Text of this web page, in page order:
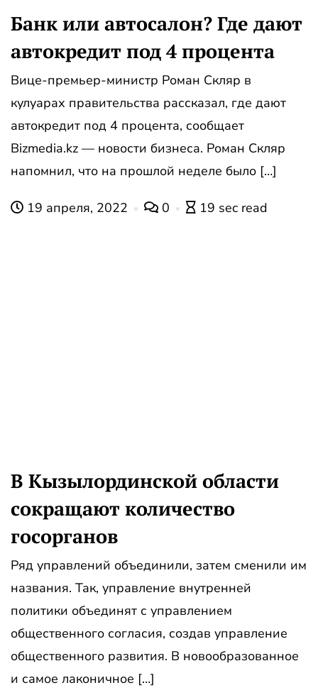
Банк или автосалон? Где дают
автокредит под 4 процента
Вице-премьер-министр Роман Скляр в
кулуарах правительства рассказал, где дают
автокредит под 4 процента, сообщает
Bizmedia.kz — новости бизнеса. Роман Скляр
напомнил, что на прошлой неделе было […]
19 апреля, 2022 0 19 sec read
В Кызылординской области
сокращают количество
госорганов
Ряд управлений объединили, затем сменили им
названия. Так, управление внутренней
политики объединят с управлением
общественного согласия, создав управление
общественного развития. В новообразованное
и самое лаконичное […]